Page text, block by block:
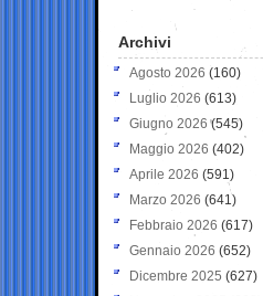
Archivi
Agosto 2026 (160)
Luglio 2026 (613)
Giugno 2026 (545)
Maggio 2026 (402)
Aprile 2026 (591)
Marzo 2026 (641)
Febbraio 2026 (617)
Gennaio 2026 (652)
Dicembre 2025 (627)